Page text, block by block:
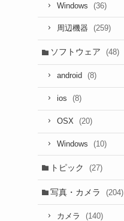
Windows (36)
周辺機器 (259)
ソフトウェア (48)
android (8)
ios (8)
OSX (20)
Windows (10)
トピック (27)
写真・カメラ (204)
カメラ (140)